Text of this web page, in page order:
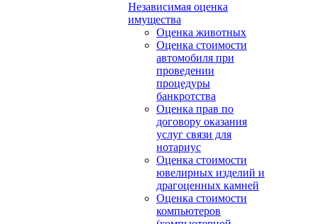
Независимая оценка
имущества
Оценка животных
Оценка стоимости
автомобиля при
проведении
процедуры
банкротства
Оценка прав по
договору оказания
услуг связи для
нотариус
Оценка стоимости
ювелирных изделий и
драгоценных камней
Оценка стоимости
компьютеров